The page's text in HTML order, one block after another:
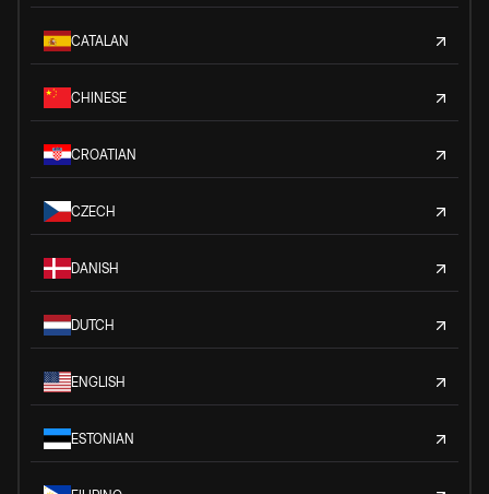
CATALAN
CHINESE
CROATIAN
CZECH
DANISH
DUTCH
ENGLISH
ESTONIAN